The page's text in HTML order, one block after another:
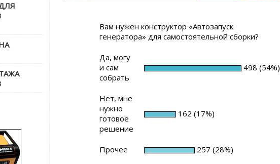
Вам нужен конструктор «Автозапуск
генератора» для самостоятельной сборки?
Да, могу
и сам
собрать
498 (54%)
Нет, мне
нужно
готовое
решение
162 (17%)
Прочее 257 (28%)